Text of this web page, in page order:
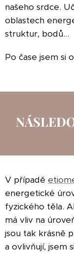
našeho srdce.
oblastech
struktur, bodů…
Po čase jsem si
V případě
energetické
fyzického těla.
má vliv na
jsou tak krásně
a ovlivňují, jsem